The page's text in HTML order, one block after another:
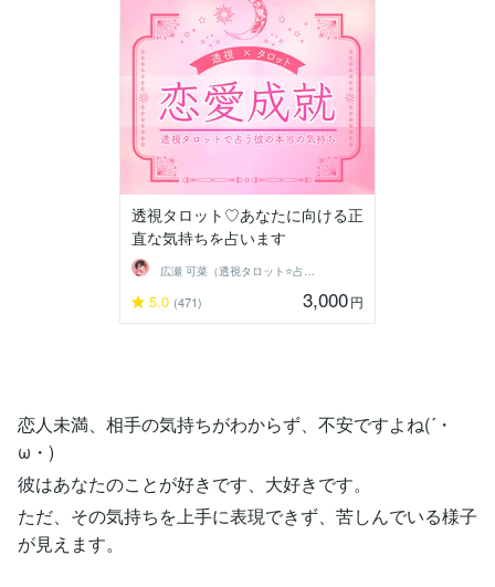
透視タロット♡あなたに向ける正
直な気持ちを占います
広瀬 可菜（透視タロット⭐占い師）
5.0 (471) 3,000円
恋人未満、相手の気持ちがわからず、不安ですよね(´・
ω・)
彼はあなたのことが好きです、大好きです。
ただ、その気持ちを上手に表現できず、苦しんでいる様子
が見えます。